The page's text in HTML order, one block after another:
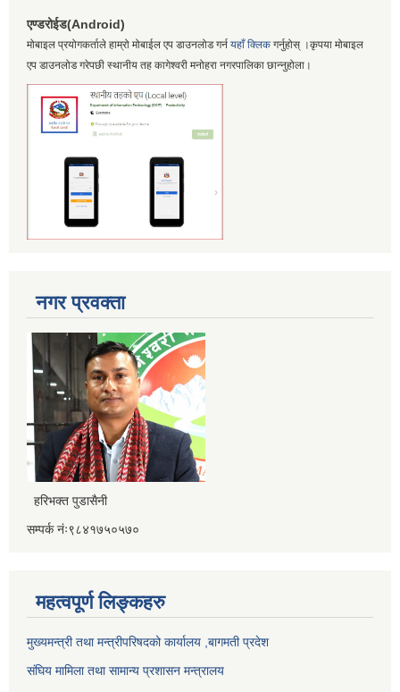
एण्डरोईड(Android)
मोबाइल प्रयोगकर्ताले हाम्रो मोबाईल एप डाउनलोड गर्न यहाँ क्लिक गर्नुहोस् ।कृपया मोबाइल
एप डाउनलोड गरेपछी स्थानीय तह कागेश्वरी मनोहरा नगरपालिका छान्नुहोला।
नगर प्रवक्ता
हरिभक्त पुडासैनी
सम्पर्क नंः९८४१७५०५७०
महत्वपूर्ण लिङ्कहरु
मुख्यमन्त्री तथा मन्त्रीपरिषदको कार्यालय ,बागमती प्रदेश
संघिय मामिला तथा सामान्य प्रशासन मन्त्रालय